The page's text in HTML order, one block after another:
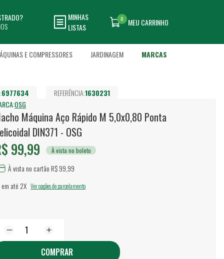
MINHAS
LISTAS
MEU CARRINHO
0
E COMPRESSORES JARDINAGEM MARCAS
6977634 REFERÊNCIA:1630231
OSG
Máquina Aço Rápido M 5,0x0,80 Ponta
DIN371 - OSG
99,99 À vista no boleto
À vista no cartão R$ 99,99
em até 2X Ver opções de parcelamento
COMPRAR